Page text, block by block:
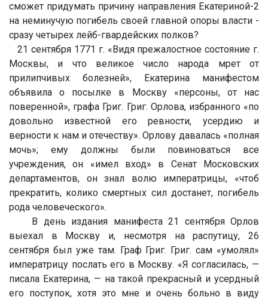
сможет придумать причину направления Екатериной-2
на неминучую погибель своей главной опоры власти -
сразу четырех лейб-гвардейских полков?
21 сентября 1771 г. «Видя прежалостное состояние г.
Москвы, и что великое число народа мрет от
прилипчивых болезней», Екатерина манифестом
объявила о посылке в Москву «персоны, от нас
поверенной», графа Григ. Григ. Орлова, избранного «по
довольно известной его ревности, усердию и
верности к нам и отечеству». Орлову давалась «полная
мочь»; ему должны были повиноваться все
учреждения, он «имел вход» в Сенат Московских
департаментов, он знал волю императрицы, «чтоб
прекратить, колико смертных сил достанет, погибель
рода человеческого».
В день издания манифеста 21 сентября Орлов
выехал в Москву и, несмотря на распутицу, 26
сентября был уже там. Граф Григ. Григ. сам «умолял»
императрицу послать его в Москву. «Я согласилась, —
писала Екатерина, — на такой прекрасный и усердный
его поступок, хотя это мне и очень больно в виду